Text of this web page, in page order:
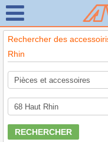
Rechercher des
Rhin
RECHERCHER